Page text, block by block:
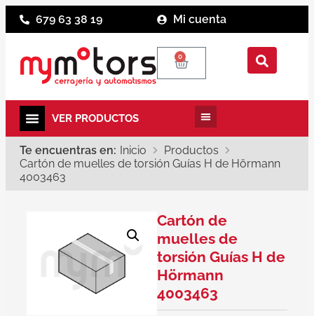
679 63 38 19 Mi cuenta
0
Te encuentras en: Inicio
Productos
Cartón de muelles de torsión Guías H de Hörmann
4003463
Cartón de
muelles de
torsión Guías H de
Hörmann
4003463